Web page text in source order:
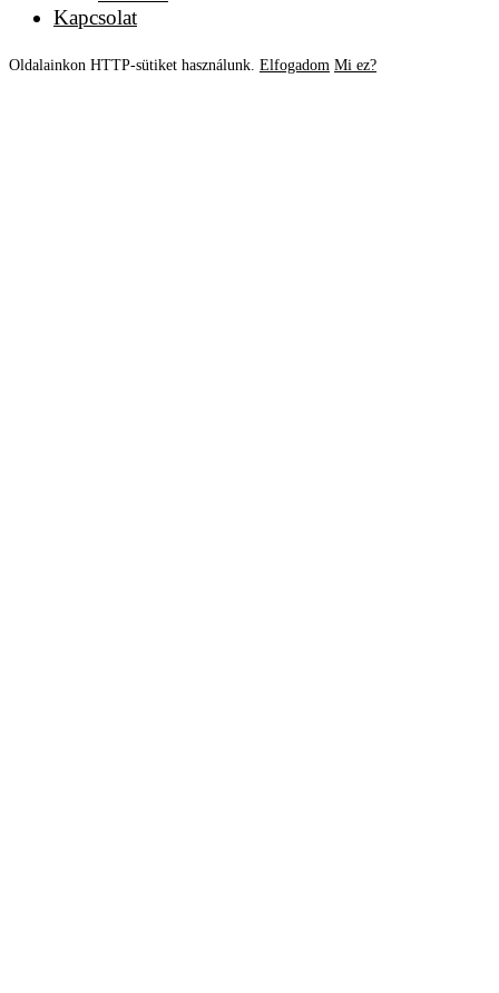
Kapcsolat
Oldalainkon HTTP-sütiket használunk. Elfogadom Mi ez?